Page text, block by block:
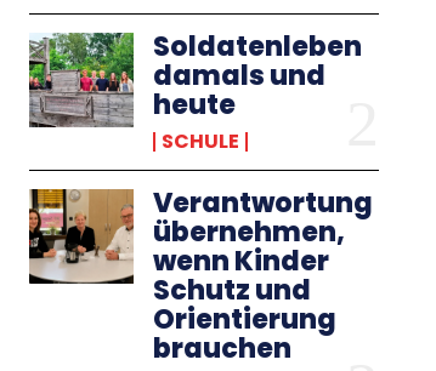
Soldatenleben
damals und
heute
SCHULE
Verantwortung
übernehmen,
wenn Kinder
Schutz und
Orientierung
brauchen